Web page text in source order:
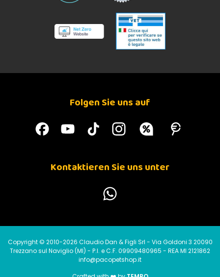
Folgen Sie uns auf
Kontaktieren Sie uns unter
Copyright © 2010-2026 Claudio Dan & Figli Srl - Via Goldoni 3 20090
Trezzano sul Naviglio (MI) - P.I. e C.F. 09909480965 - REA MI 2121862
info@pacopetshop.it